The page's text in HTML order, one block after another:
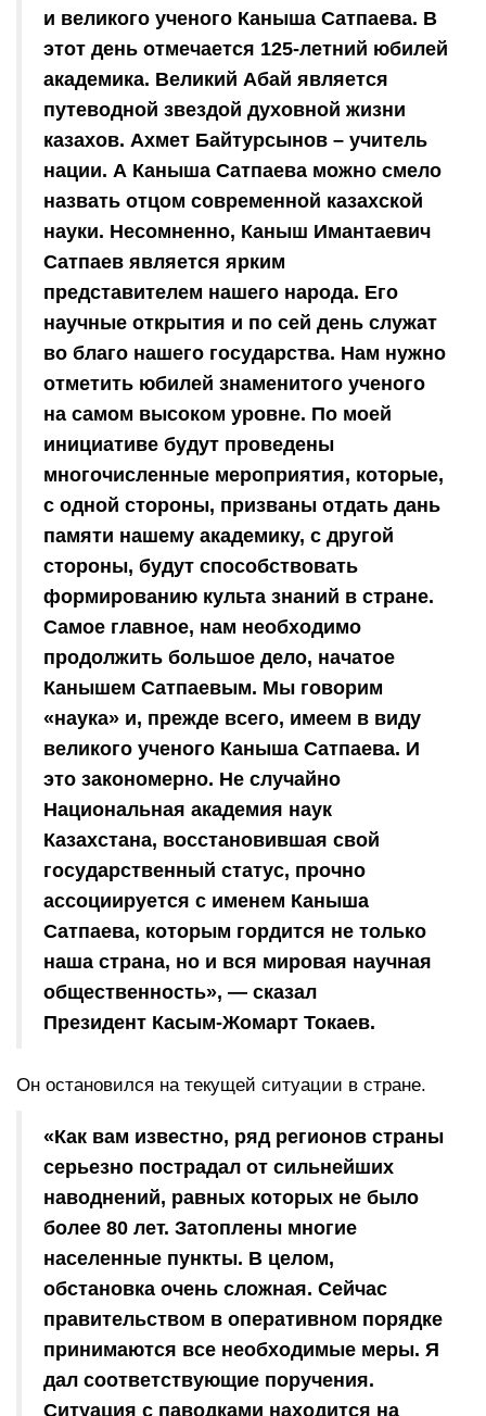
и великого ученого Каныша Сатпаева. В
этот день отмечается 125-летний юбилей
академика. Великий Абай является
путеводной звездой духовной жизни
казахов. Ахмет Байтурсынов – учитель
нации. А Каныша Сатпаева можно смело
назвать отцом современной казахской
науки. Несомненно, Каныш Имантаевич
Сатпаев является ярким
представителем нашего народа. Его
научные открытия и по сей день служат
во благо нашего государства. Нам нужно
отметить юбилей знаменитого ученого
на самом высоком уровне. По моей
инициативе будут проведены
многочисленные мероприятия, которые,
с одной стороны, призваны отдать дань
памяти нашему академику, с другой
стороны, будут способствовать
формированию культа знаний в стране.
Самое главное, нам необходимо
продолжить большое дело, начатое
Канышем Сатпаевым. Мы говорим
«наука» и, прежде всего, имеем в виду
великого ученого Каныша Сатпаева. И
это закономерно. Не случайно
Национальная академия наук
Казахстана, восстановившая свой
государственный статус, прочно
ассоциируется с именем Каныша
Сатпаева, которым гордится не только
наша страна, но и вся мировая научная
общественность», — сказал
Президент Касым-Жомарт Токаев.
Он остановился на текущей ситуации в стране.
«Как вам известно, ряд регионов страны
серьезно пострадал от сильнейших
наводнений, равных которых не было
более 80 лет. Затоплены многие
населенные пункты. В целом,
обстановка очень сложная. Сейчас
правительством в оперативном порядке
принимаются все необходимые меры. Я
дал соответствующие поручения.
Ситуация с паводками находится на